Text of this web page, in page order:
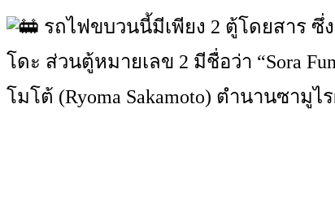
รถไฟขบวนนี้มีเพียง 2 ตู้โดยสาร ซึ่
โดะ ส่วนตู้หมายเลข 2 มีชื่อว่า “Sora
โมโต้ (Ryoma Sakamoto) ตำนานซา